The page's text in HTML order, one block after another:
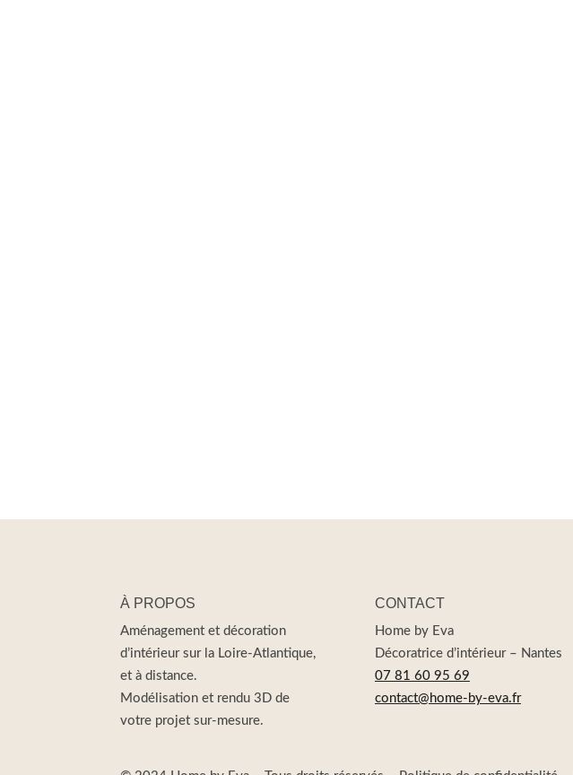
À PROPOS
Aménagement et décoration
d’intérieur sur la Loire-Atlantique,
et à distance.
Modélisation et rendu 3D de
votre projet sur-mesure.
CONTACT
Home by Eva
Décoratrice d’intérieur – Nantes
07 81 60 95 69
contact@home-by-eva.fr